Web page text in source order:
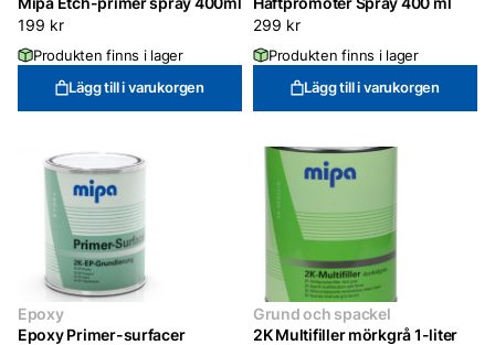
199 kr
Produkten finns i lager
Lägg till i varukorgen
299 kr
Produkten finns i lager
Lägg till i varukorgen
Epoxy
Epoxy Primer-surfacer
Grund och spackel
2K Multifiller mörkgrå 1-liter